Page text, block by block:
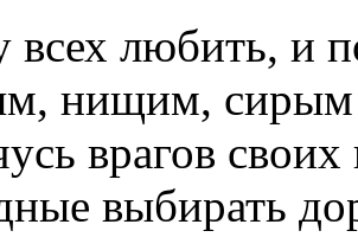
всех любить, и
нищим, сирым
врагов
выбирать